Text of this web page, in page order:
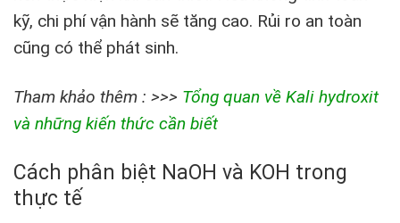
kỹ, chi phí vận hành sẽ tăng cao. Rủi ro an toàn
cũng có thể phát sinh.
Tham khảo thêm : >>> Tổng quan về Kali hydroxit
và những kiến thức cần biết
Cách phân biệt NaOH và KOH trong
thực tế